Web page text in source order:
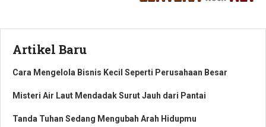
Artikel Baru
Cara Mengelola Bisnis Kecil Seperti Perusahaan Besar
Misteri Air Laut Mendadak Surut Jauh dari Pantai
Tanda Tuhan Sedang Mengubah Arah Hidupmu